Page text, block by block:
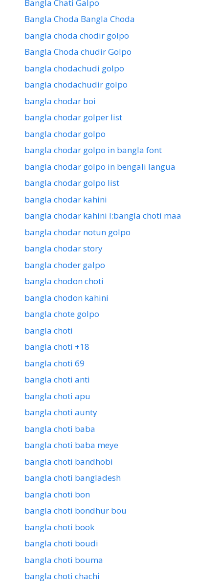
Bangla Chati Galpo
Bangla Choda Bangla Choda
bangla choda chodir golpo
Bangla Choda chudir Golpo
bangla chodachudi golpo
bangla chodachudir golpo
bangla chodar boi
bangla chodar golper list
bangla chodar golpo
bangla chodar golpo in bangla font
bangla chodar golpo in bengali langua
bangla chodar golpo list
bangla chodar kahini
bangla chodar kahini l:bangla choti maa
bangla chodar notun golpo
bangla chodar story
bangla choder galpo
bangla chodon choti
bangla chodon kahini
bangla chote golpo
bangla choti
bangla choti +18
bangla choti 69
bangla choti anti
bangla choti apu
bangla choti aunty
bangla choti baba
bangla choti baba meye
bangla choti bandhobi
bangla choti bangladesh
bangla choti bon
bangla choti bondhur bou
bangla choti book
bangla choti boudi
bangla choti bouma
bangla choti chachi